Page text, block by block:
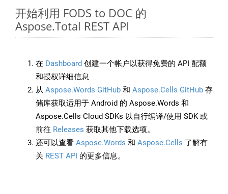
开始利用 FODS to DOC 的
Aspose.Total REST API
在 Dashboard 创建一个帐户以获得免费的 API 配额
和授权详细信息
从 Aspose.Words GitHub 和 Aspose.Cells GitHub 存
储库获取适用于 Android 的 Aspose.Words 和
Aspose.Cells Cloud SDKs 以自行编译/使用 SDK 或
前往 Releases 获取其他下载选项。
还可以查看 Aspose.Words 和 Aspose.Cells 了解有
关 REST API 的更多信息。